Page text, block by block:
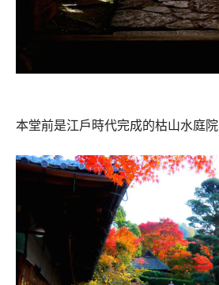
本堂前是江戶時代完成的枯山水庭院